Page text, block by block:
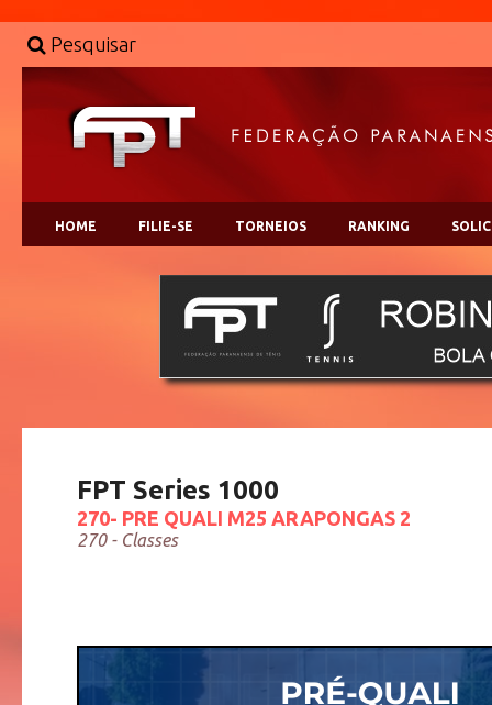
Pesquisar
HOME FILIE-SE TORNEIOS RANKING
FPT Series 1000
270- PRE QUALI M25 ARAPONGAS 2
270 - Classes